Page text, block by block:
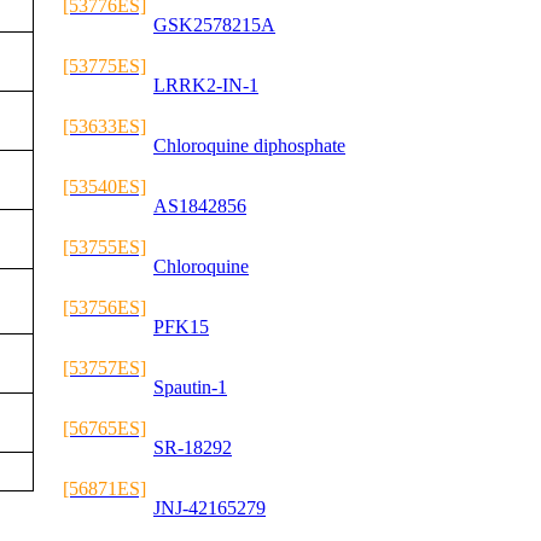
[53776ES]
GSK2578215A
[53775ES]
LRRK2-IN-1
[53633ES]
Chloroquine diphosphate
[53540ES]
AS1842856
[53755ES]
Chloroquine
[53756ES]
PFK15
[53757ES]
Spautin-1
[56765ES]
SR-18292
[56871ES]
JNJ-42165279